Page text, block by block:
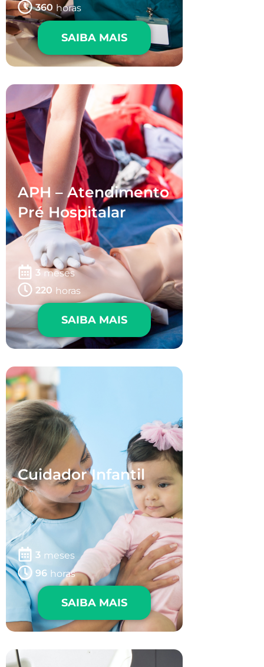
360 horas
SAIBA MAIS
APH – Atendimento
Pré Hospitalar
3 meses
220 horas
SAIBA MAIS
Cuidador Infantil
3 meses
96 horas
SAIBA MAIS